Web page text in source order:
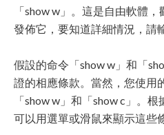
「show w」。這是自由軟體
發佈它，要知道詳細情況，請
假設的命令「show w」和「
證的相應條款。當然，您使用
「show w」和「show c」。
可以用選單或滑鼠來顯示這些